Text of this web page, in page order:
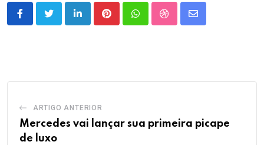
LinkedInPinterestWhatsappStumbleUpon
Share
ARTIGO ANTERIOR
Mercedes vai lançar sua primeira picape
de luxo